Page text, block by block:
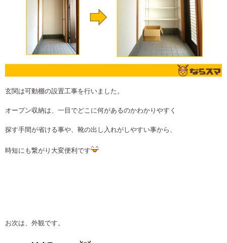
玄関は可動棚の設置工事を行いました。
オープン収納は、一目でどこに何があるのかわかりやすく
探す手間が省ける事や、靴の出し入れがしやすい事から、
時短にも繋がり大変便利です
お次は、外観です。